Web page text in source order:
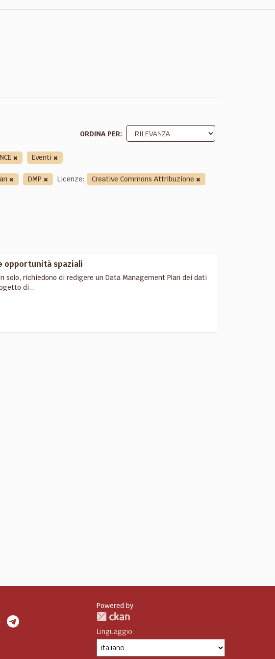
ORDINA PER
Eventi
DMP Licenze:
Creative Commons Attribuzione
opportunità spaziali
richiedono di redigere un Data Management Plan dei dati
di...
Powered by
Linguaggio